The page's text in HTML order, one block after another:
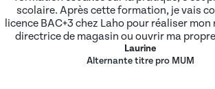
scolaire. Après cette formation, je vais
licence BAC+3 chez Laho pour réaliser mon
directrice de magasin ou ouvrir ma
Laurine
Alternante titre pro MUM